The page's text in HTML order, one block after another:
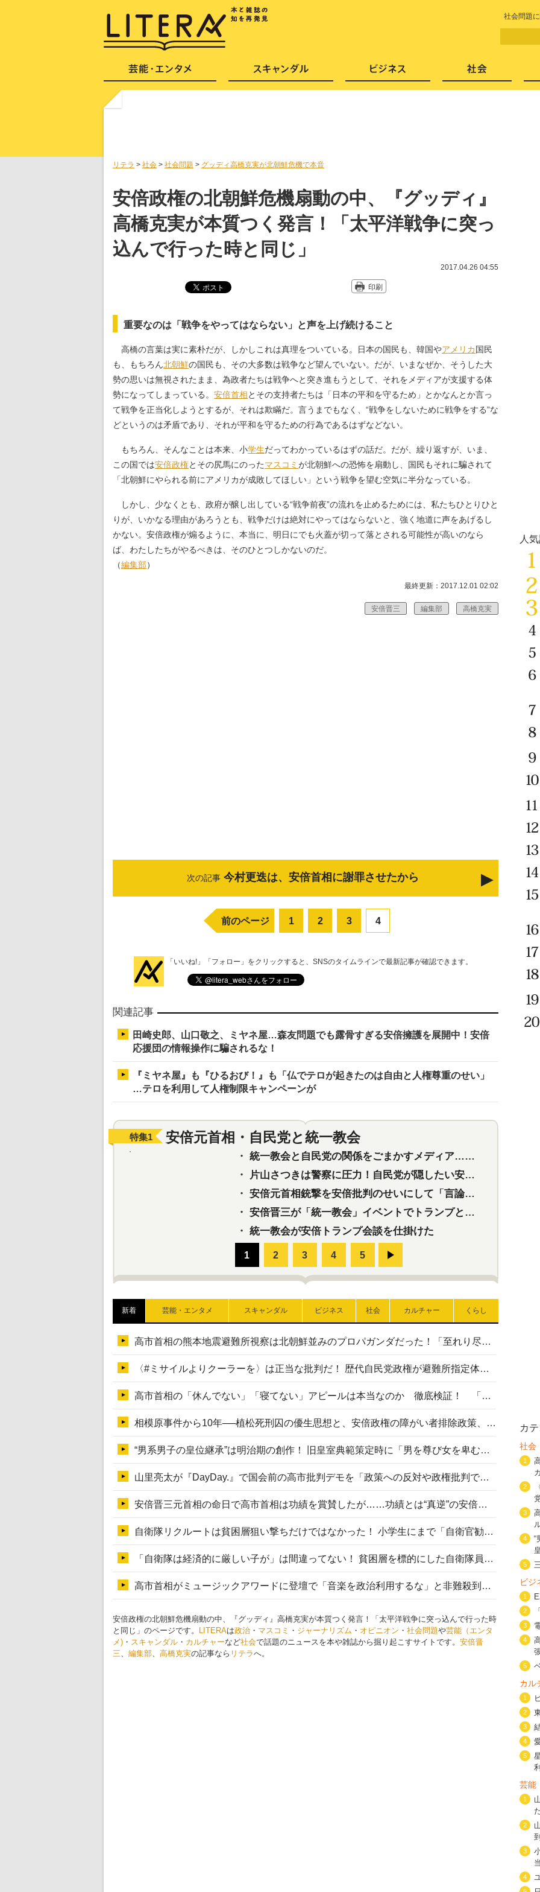
社会問題
リテラ > 社会 > 社会問題 > グッディ高橋克実が北朝鮮危機で本音
安倍政権の北朝鮮危機扇動の中、『グッディ』
高橋克実が本質つく発言！「太平洋戦争に突っ
込んで行った時と同じ」
2017.04.26 04:55
印刷
重要なのは「戦争をやってはならない」と声を上げ続けること
高橋の言葉は実に素朴だが、しかしこれは真理をついている。日本の国民も、韓国やアメリカ 国民
も、もちろん北朝鮮の国民も、その大多数は戦争など望んでいない。だが、いまなぜか、そうした大
勢の思いは無視されたまま、為政者たちは戦争へと突き進もうとして、それをメディアが支援する体
勢になってしまっている。 安倍首相とその支持者たちは「日本の平和を守るため」とかなんとか言っ
て戦争を正当化しようとするが、それは欺瞞だ。言うまでもなく、“戦争をしないために戦争をする”な
どというのは矛盾であり、それが平和を守るための行為であるはずなどない。
もちろん、そんなことは本来、小学生だってわかっているはずの話だ。だが、繰り返すが、いま、
この国では安倍政権とその尻馬にのったマスコミ が北朝鮮への恐怖を扇動し、国民もそれに騙されて
「北朝鮮にやられる前にアメリカが成敗してほしい」という戦争を望む空気に半分なっている。
しかし、少なくとも、政府が醸し出している“戦争前夜”の流れを止めるためには、私たちひとりひと
りが、いかなる理由があろうとも、戦争だけは絶対にやってはならないと、強く地道に声をあげるし
かない。安倍政権が煽るように、本当に、明日にでも火蓋が切って落とされる可能性が高いのなら
ば、わたしたちがやるべきは、そのひとつしかないのだ。
（編集部）
最終更新：2017.12.01 02:02
安倍晋三 編集部 高橋克実
次の記事 今村更迭は、安倍首相に謝罪させたから
前のページ 1 2 3 4
「いいね!」「フォロー」をクリックすると、SNSのタイムラインで最新記事が確認できます。
関連記事
田崎史郎、山口敬之、ミヤネ屋…森友問題でも露骨すぎる安倍擁護を展開中！安倍
応援団の情報操作に騙されるな！
『ミヤネ屋』も『ひるおび！』も「仏でテロが起きたのは自由と人権尊重のせい」
…テロを利用して人権制限キャンペーンが
特集1 安倍元首相・自民党と統一教会
・ 統一教会と自民党の関係をごまかすメディア…民放は有田芳生に発言自粛を要求
・
片山さつきは警察に圧力！自民党が隠したい安倍元首相と統一教会の深い関係
・ 安倍元首相銃撃を安倍批判のせいにして「言論封殺」に利用する自民党応援団
・ 安倍晋三が「統一教会」イベントでトランプと演説！同性婚や夫婦別姓を攻撃
・ 統一教会が安倍トランプ会談を仕掛けた
新着 芸能・エンタメ スキャンダル ビジネス 社会 カルチャー くらし
高市首相の熊本地震避難所視察は北朝鮮並みのプロパガンダだった！「至れり尽くせり」の選ばれた避難所の一方で実態は…
〈#ミサイルよりクーラーを〉は正当な批判だ！ 歴代自民党政権が避難所指定体育館へのエアコン設置を遅らせてきた客観的事実
高市首相の「休んでない」「寝てない」アピールは本当なのか 徹底検証！ 「資料読み込み」「アイロンがけ」も矛盾だらけ…
相模原事件から10年──植松死刑囚の優生思想と、安倍政権の障がい者排除政策、右派勢力の差別主義との関係を改めて問う
“男系男子の皇位継承”は明治期の創作！ 旧皇室典範策定時に「男を尊び女を卑むの慣習、人民の脳髄」とトンデモ論で女性天皇を否定
山里亮太が『DayDay.』で国会前の高市批判デモを「政策への反対や政権批判でない」と捻じ曲げ解説 デモ参加者から批判殺到
安倍晋三元首相の命日で高市首相は功績を賞賛したが……功績とは“真逆”の安倍元首相のトンデモ発言を振り返る
自衛隊リクルートは貧困層狙い撃ちだけではなかった！ 小学生にまで「自衛官勧誘」目的のパンフレット作成
「自衛隊は経済的に厳しい子が」は間違ってない！ 貧困層を標的にした自衛隊員募集、やす子、山上被告も…日本でも進む“経済的徴兵制”
高市首相がミュージックアワードに登壇で「音楽を政治利用するな」と非難殺到！ MAJの国策的本質を批判する声も
安倍政権の北朝鮮危機扇動の中、『グッディ』高橋克実が本質つく発言！「太平洋戦争に突っ込んで行った時
と同じ」のページです。
LITERAは政治 ・ マスコミ ・ ジャーナリズム ・ オピニオン ・ 社会問題や芸能（エンタ
メ) ・ スキャンダル ・ カルチャーなど社会で話題のニュースを本や雑誌から掘り起こすサイトです。 安倍晋
三、 編集部、 高橋克実の記事なら リテラへ。
人
カ
社会
1
2
3
4
“
5
ビジ
1
2
3
4
5
カル
1
2
3
4
5
芸能
1
2
到
3
4
芸能・エンタメ スキャンダル